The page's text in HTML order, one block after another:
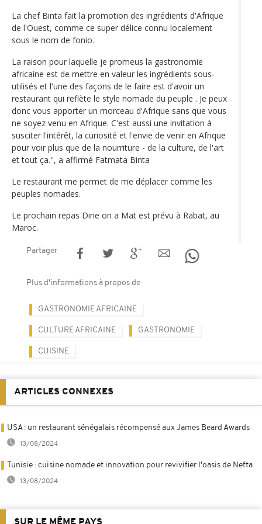
La chef Binta fait la promotion des ingrédients d'Afrique
de l'Ouest, comme ce super délice connu localement
sous le nom de fonio.
La raison pour laquelle je promeus la gastronomie
africaine est de mettre en valeur les ingrédients sous-
utilisés et l'une des façons de le faire est d'avoir un
restaurant qui reflète le style nomade du peuple . Je peux
donc vous apporter un morceau d'Afrique sans que vous
ne soyez venu en Afrique. C'est aussi une invitation à
susciter l'intérêt, la curiosité et l'envie de venir en Afrique
pour voir plus que de la nourriture - de la culture, de l'art
et tout ça.'', a affirmé Fatmata Binta
Le restaurant me permet de me déplacer comme les
peuples nomades.
Le prochain repas Dine on a Mat est prévu à Rabat, au
Maroc.
Partager
Plus d'informations à propos de
GASTRONOMIE AFRICAINE
CULTURE AFRICAINE GASTRONOMIE
CUISINE
ARTICLES CONNEXES
USA : un restaurant sénégalais récompensé aux James Beard Awards
13/08/2024
Tunisie : cuisine nomade et innovation pour revivifier l'oasis de Nefta
13/08/2024